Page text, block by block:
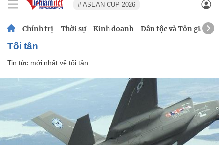
# ASEAN CUP 2026
Chính trị Thời sự Kinh doanh Dân tộc và Tôn giáo
tối tân
Tin tức mới nhất về tối tân